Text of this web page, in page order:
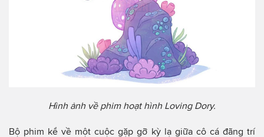
Hình ảnh về phim hoạt hình Loving Dory.
Bộ phim kể về một cuộc gặp gỡ kỳ lạ giữa cô cá đãng trí